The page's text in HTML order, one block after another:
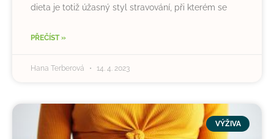
dieta je totiž úžasný styl stravování, při kterém se
PŘEČÍST »
Hana Terberová 14. 4. 2023
VÝŽIVA